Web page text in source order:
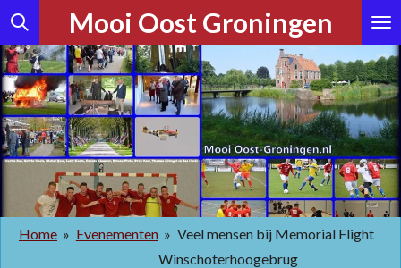
Ga
direct
naar
de
hoofdinhoud
Mooi Oost Groningen
Home » Evenementen » Veel mensen bij Memorial Flight
Winschoterhoogebrug